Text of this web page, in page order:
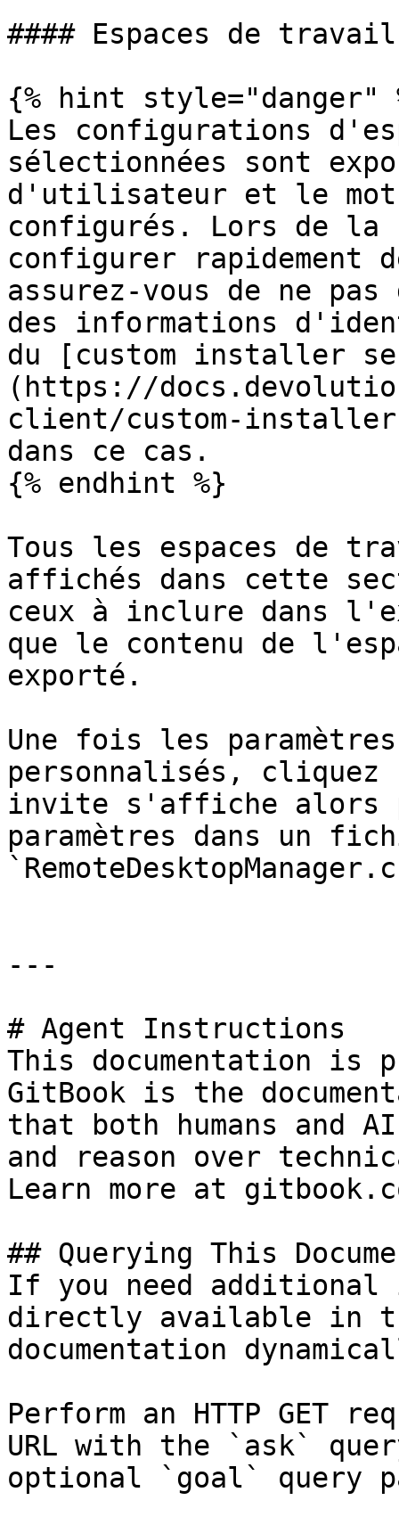
#### Espaces de travail
{% hint style="danger"
Les configurations
sélectionnées sont
d'utilisateur et le mot
configurés. Lors de
configurer rapidement
assurez-vous de ne
des informations
du [custom installer
(https://
client/custom-installer-
dans ce cas.
{% endhint %}
Tous les espaces de
affichés dans cette
ceux à inclure dans
que le contenu de
exporté.
Une fois les
personnalisés,
invite s'affiche alors
paramètres dans un
---
# Agent Instructions
This documentation is
GitBook is the
that both humans and
and reason over
Learn more at
## Querying This
If you need
directly available in
documentation
Perform an HTTP GET
URL with the `ask`
optional `goal` query